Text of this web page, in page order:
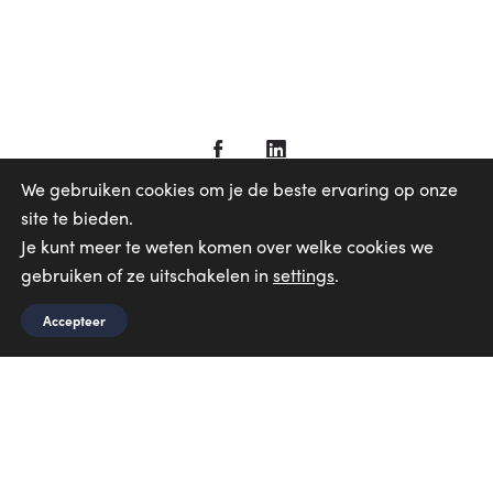
OVER ONS
We gebruiken cookies om je de beste ervaring op onze
site te bieden.
Je kunt meer te weten komen over welke cookies we
gebruiken of ze uitschakelen in settings.
Accepteer